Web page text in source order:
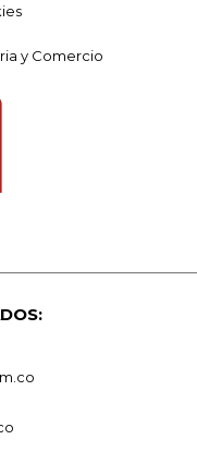
y Comercio